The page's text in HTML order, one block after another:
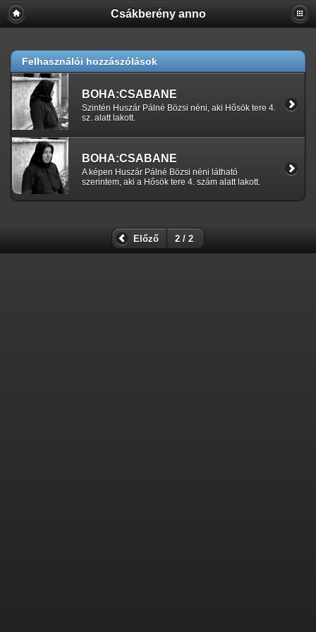
Csákberény anno
Felhasználói hozzászólások
BOHA:CSABANE
Szintén Huszár Pálné Bözsi néni, aki Hősök tere 4.
sz. alatt lakott.
BOHA:CSABANE
A képen Huszár Pálné Bözsi néni látható
szerintem, aki a Hősök tere 4. szám alatt lakott.
Előző 2 / 2